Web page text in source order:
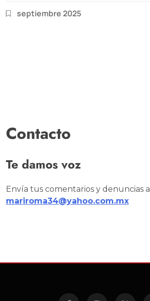
septiembre 2025
Contacto
Te damos voz
Envía tus comentarios y denuncias a
mariroma34@yahoo.com.mx